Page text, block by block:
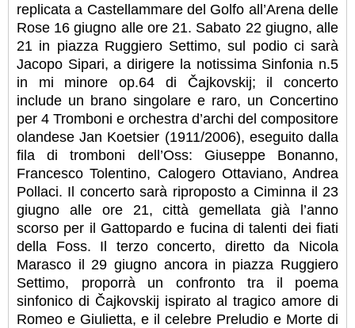
replicata a Castellammare del Golfo all’Arena delle
Rose 16 giugno alle ore 21. Sabato 22 giugno, alle
21 in piazza Ruggiero Settimo, sul podio ci sarà
Jacopo Sipari, a dirigere la notissima Sinfonia n.5
in mi minore op.64 di Čajkovskij; il concerto
include un brano singolare e raro, un Concertino
per 4 Tromboni e orchestra d’archi del compositore
olandese Jan Koetsier (1911/2006), eseguito dalla
fila di tromboni dell’Oss: Giuseppe Bonanno,
Francesco Tolentino, Calogero Ottaviano, Andrea
Pollaci. Il concerto sarà riproposto a Ciminna il 23
giugno alle ore 21, città gemellata già l’anno
scorso per il Gattopardo e fucina di talenti dei fiati
della Foss. Il terzo concerto, diretto da Nicola
Marasco il 29 giugno ancora in piazza Ruggiero
Settimo, proporrà un confronto tra il poema
sinfonico di Čajkovskij ispirato al tragico amore di
Romeo e Giulietta, e il celebre Preludio e Morte di